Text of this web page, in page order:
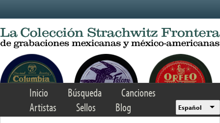
Inicio Búsqueda
Canciones
Artistas
Sellos Blog Español